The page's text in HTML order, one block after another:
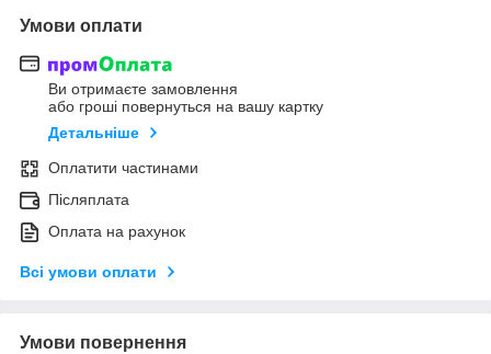
Умови оплати
Ви отримаєте замовлення
або гроші повернуться на вашу картку
Детальніше
Оплатити частинами
Післяплата
Оплата на рахунок
Всі умови оплати
Умови повернення